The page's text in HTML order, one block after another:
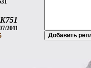
2011